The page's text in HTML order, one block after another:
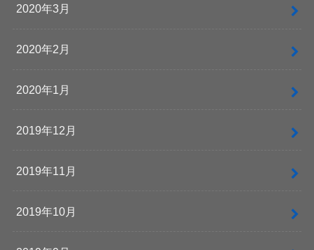
2020年3月
2020年2月
2020年1月
2019年12月
2019年11月
2019年10月